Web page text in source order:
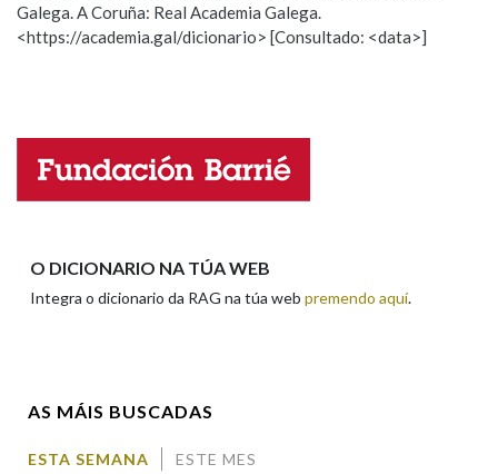
Na fraseoloxía
OUTRAS OPCIÓNS DE BUSCA
Marcas gramaticais
Pertence a
Observación Hai un erro na palabra
Propoño mellorar a definición
Nome
Galega. A Coruña: Real Academia Galega.
<https://academia.gal/dicionario> [Consultado: <data>]
O DICIONARIO NA TÚA WEB
Integra o dicionario da RAG na túa web premendo aquí.
AS MÁIS BUSCADAS
ESTA SEMANA ESTE MES